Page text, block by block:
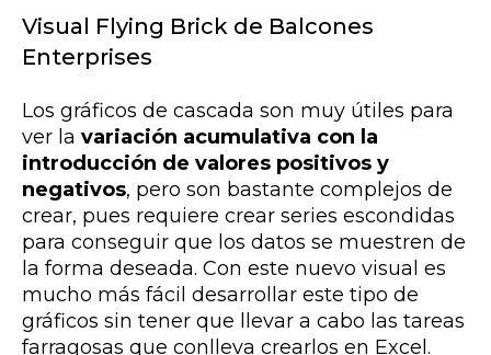
Visual Flying Brick de Balcones
Enterprises
Los gráficos de cascada son muy útiles para
ver la variación acumulativa con la
introducción de valores positivos y
negativos, pero son bastante complejos de
crear, pues requiere crear series escondidas
para conseguir que los datos se muestren de
la forma deseada. Con este nuevo visual es
mucho más fácil desarrollar este tipo de
gráficos sin tener que llevar a cabo las tareas
farragosas que conlleva crearlos en Excel.